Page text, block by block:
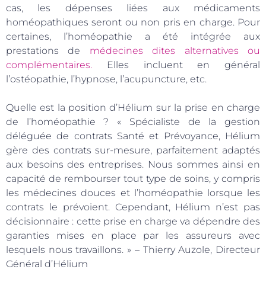
cas, les dépenses liées aux médicaments
homéopathiques seront ou non pris en charge. Pour
certaines, l’homéopathie a été intégrée aux
prestations de médecines dites alternatives ou
complémentaires. Elles incluent en général
l’ostéopathie, l’hypnose, l’acupuncture, etc.
Quelle est la position d’Hélium sur la prise en charge
de l’homéopathie ? « Spécialiste de la gestion
déléguée de contrats Santé et Prévoyance, Hélium
gère des contrats sur-mesure, parfaitement adaptés
aux besoins des entreprises. Nous sommes ainsi en
capacité de rembourser tout type de soins, y compris
les médecines douces et l’homéopathie lorsque les
contrats le prévoient. Cependant, Hélium n’est pas
décisionnaire : cette prise en charge va dépendre des
garanties mises en place par les assureurs avec
lesquels nous travaillons. » – Thierry Auzole, Directeur
Général d’Hélium